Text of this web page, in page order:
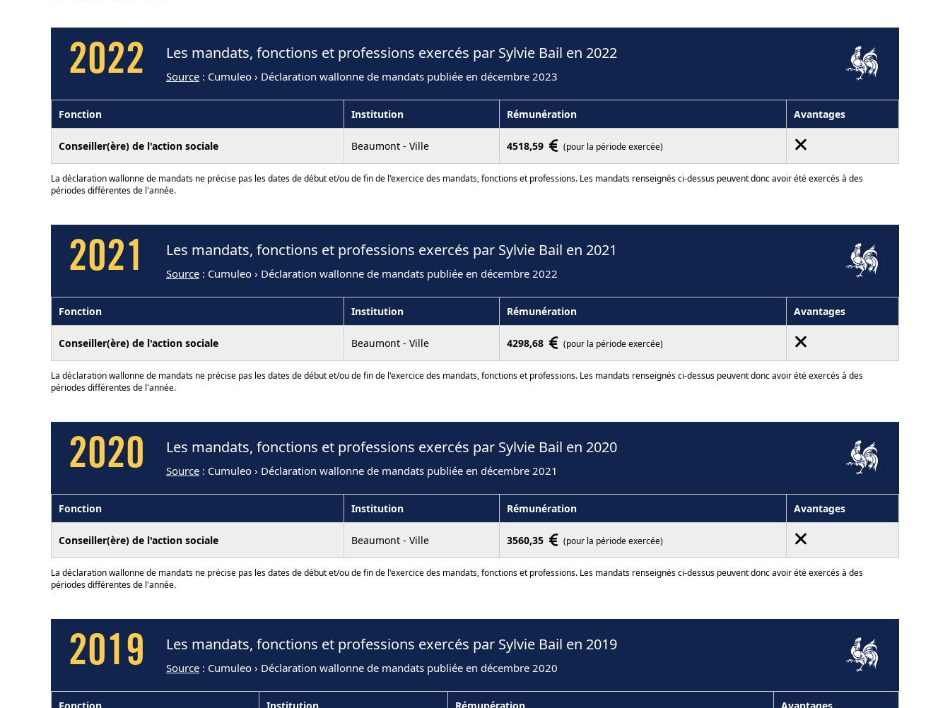
2022 Les mandats, fonctions et professions exercés par Sylvie Bail en 2022
Source : Cumuleo › Déclaration wallonne de mandats publiée en décembre 2023
Fonction Institution Rémunération Avantages
Conseiller(ère) de l'action sociale Beaumont - Ville 4518,59 (pour la période exercée)
La déclaration wallonne de mandats ne précise pas les dates de début et/ou de fin de l'exercice des mandats, fonctions et professions. Les mandats renseignés ci-dessus peuvent donc avoir été exercés à des
périodes différentes de l'année.
2021 Les mandats, fonctions et professions exercés par Sylvie Bail en 2021
Source : Cumuleo › Déclaration wallonne de mandats publiée en décembre 2022
Fonction Institution Rémunération Avantages
Conseiller(ère) de l'action sociale Beaumont - Ville 4298,68 (pour la période exercée)
La déclaration wallonne de mandats ne précise pas les dates de début et/ou de fin de l'exercice des mandats, fonctions et professions. Les mandats renseignés ci-dessus peuvent donc avoir été exercés à des
périodes différentes de l'année.
2020 Les mandats, fonctions et professions exercés par Sylvie Bail en 2020
Source : Cumuleo › Déclaration wallonne de mandats publiée en décembre 2021
Fonction Institution Rémunération Avantages
Conseiller(ère) de l'action sociale Beaumont - Ville 3560,35 (pour la période exercée)
La déclaration wallonne de mandats ne précise pas les dates de début et/ou de fin de l'exercice des mandats, fonctions et professions. Les mandats renseignés ci-dessus peuvent donc avoir été exercés à des
périodes différentes de l'année.
2019 Les mandats, fonctions et professions exercés par Sylvie Bail en 2019
Source : Cumuleo › Déclaration wallonne de mandats publiée en décembre 2020
Fonction Institution Rémunération Avantages